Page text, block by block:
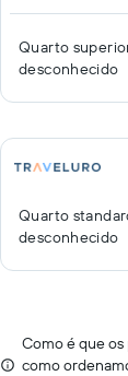
Quarto
desconhecido
Quarto
desconhecido
Como é que
como